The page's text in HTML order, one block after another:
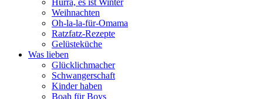
Hurra, es ist Winter
Weihnachten
Oh-la-la-für-Omama
Ratzfatz-Rezepte
Gelüsteküche
Was lieben
Glücklichmacher
Schwangerschaft
Kinder haben
Boah für Boys